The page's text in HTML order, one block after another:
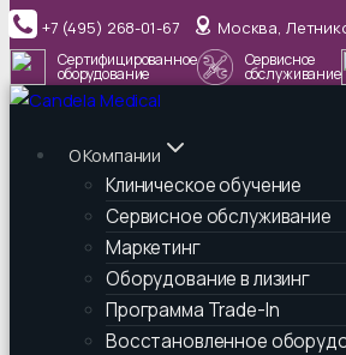
Перейти
к
содержимому
+7 (495) 268-01-67 Москва,
Сертифицированное
оборудование
Сервисное
обслуживание
О Компании
Клиническое обучение
Сервисное обслуживание
Маркетинг
Оборудование в лизинг
Программа Trade-In
Восстановленное